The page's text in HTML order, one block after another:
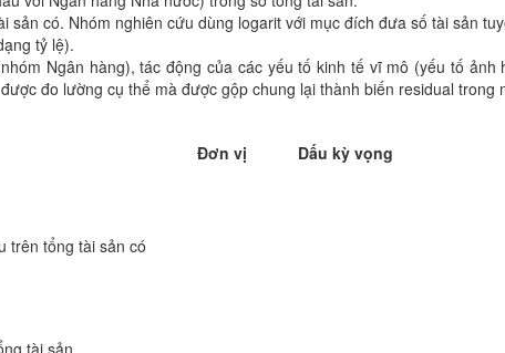
sản có. Nhóm nghiên cứu dùng logarit với mục đích đưa số tài sản
tỷ lệ).
Ngân hàng), tác động của các yếu tố kinh tế vĩ mô (yếu tố
đo lường cụ thể mà được gộp chung lại thành biến residual trong
Đơn vị Dấu kỳ vọng
trên tổng tài sản có
tài sản